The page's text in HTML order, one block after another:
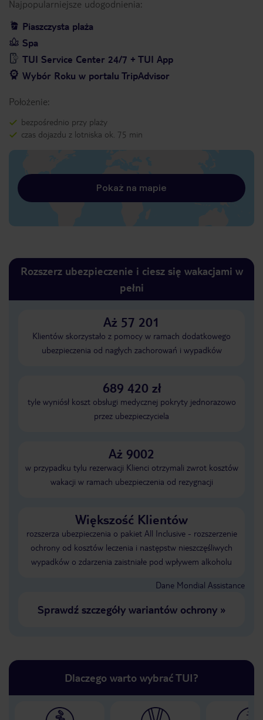
Najpopularniejsze udogodnienia:
Piaszczysta plaża
Spa
TUI Service Center 24/7 + TUI App
Wybór Roku w portalu TripAdvisor
Położenie:
bezpośrednio przy plaży
czas dojazdu z lotniska ok. 75 min
Pokaż na mapie
Rozszerz ubezpieczenie i ciesz się wakacjami w
pełni
Aż 57 201
Klientów skorzystało z pomocy w ramach dodatkowego
ubezpieczenia od nagłych zachorowań i wypadków
689 420 zł
tyle wyniósł koszt obsługi medycznej pokryty jednorazowo
przez ubezpieczyciela
Aż 9002
w przypadku tylu rezerwacji Klienci otrzymali zwrot kosztów
wakacji w ramach ubezpieczenia od rezygnacji
Większość Klientów
rozszerza ubezpieczenia o pakiet All Inclusive - rozszerzenie
ochrony od kosztów leczenia i następstw nieszczęśliwych
wypadków o zdarzenia zaistniałe pod wpływem alkoholu
Dane Mondial Assistance
Sprawdź szczegóły wariantów ochrony»
Dlaczego warto wybrać TUI?